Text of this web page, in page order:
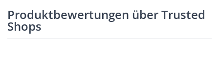
Produktbewertungen über Trusted
Shops